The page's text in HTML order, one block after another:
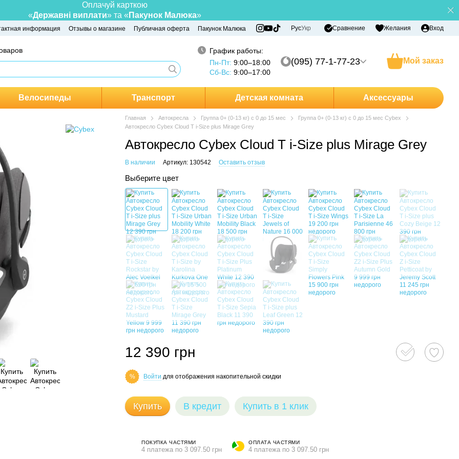
Оплачуй карткою
«Державні виплати» та « Пакунок Малюка»
информация Отзывы о магазине Публичная оферта Пакунок Малюка РусУкр Сравнение Желания Вход
График работы:
Пн-Пт: 9:00–18:00
Сб-Вс: 9:00–17:00
(095) 77-1-77-23 Мой заказ
Велосипеды Транспорт Детская комната Аксессуары
Главная Автокресла Группа 0+ (0-13 кг) с 0 до 15 мес
Группа 0+ (0-13 кг) с 0 до 15 мес Cybex
Автокресло Cybex Cloud T i-Size plus Mirage Grey
Автокресло Cybex Cloud T i-Size plus Mirage Grey
В наличии Артикул: 130542 Оставить отзыв
Выберите цвет
12 390 грн
% Войти для отображения накопительной скидки
Купить В кредит Купить в 1 клик
ПОКУПКА ЧАСТЯМИ
4 платежа по 3 097.50 грн
ОПЛАТА ЧАСТЯМИ
4 платежа по 3 097.50 грн